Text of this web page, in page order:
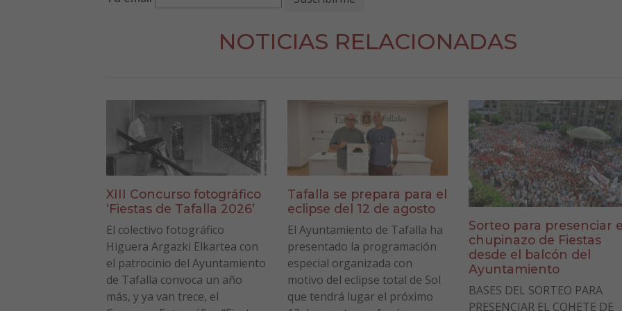
NOTICIAS RELACIONADAS
XIII Concurso fotográfico
‘Fiestas de Tafalla 2026’
El colectivo fotográfico
Higuera Argazki Elkartea con
el patrocinio del Ayuntamiento
de Tafalla convoca un año
más, y ya van trece, el
Tafalla se prepara para el
eclipse del 12 de agosto
El Ayuntamiento de Tafalla ha
presentado la programación
especial organizada con
motivo del eclipse total de Sol
que tendrá lugar el próximo
Sorteo para presenciar
chupinazo de Fiestas
desde el balcón del
Ayuntamiento
BASES DEL SORTEO PARA
PRESENCIAR EL COHETE DE